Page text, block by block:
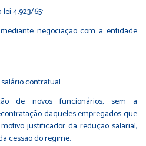
4.923/65:
negociação com a entidade
contratual
de novos funcionários, sem a
daqueles empregados que
justificador da redução salarial,
cessão do regime.